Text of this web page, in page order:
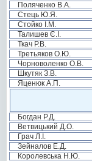
Поляченко В.А.
Стець Ю.Я.
Стойко І.М.
Талишев Є.І.
Ткач Р.В.
Третьяков О.Ю.
Чорноволенко О.В.
Шкутяк З.В.
Яценюк А.П.
Богдан Р.Д.
Ветвицький Д.О.
Грач Л.І.
Зейналов Е.Д.
Королевська Н.Ю.